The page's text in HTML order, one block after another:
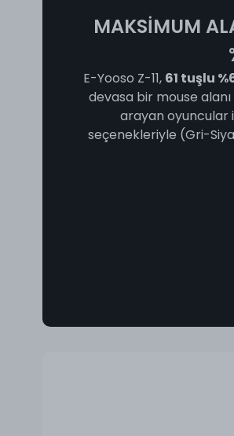
MAKSİMUM
E-Yooso Z-11, 61 tuşlu
devasa bir mouse
arayan oyuncular
seçenekleriyle (Gri-